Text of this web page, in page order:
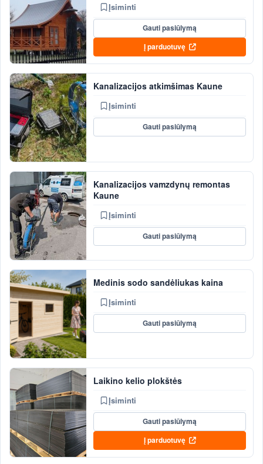
Įsiminti
Gauti pasiūlymą
Į parduotuvę
Kanalizacijos atkimšimas Kaune
Įsiminti
Gauti pasiūlymą
Kanalizacijos vamzdynų remontas
Kaune
Įsiminti
Gauti pasiūlymą
Medinis sodo sandėliukas kaina
Įsiminti
Gauti pasiūlymą
Laikino kelio plokštės
Įsiminti
Gauti pasiūlymą
Į parduotuvę